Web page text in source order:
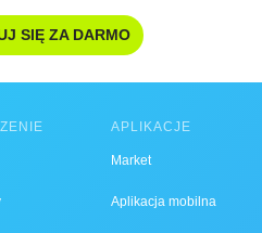
SIĘ ZA DARMO
APLIKACJE
Market
Aplikacja mobilna